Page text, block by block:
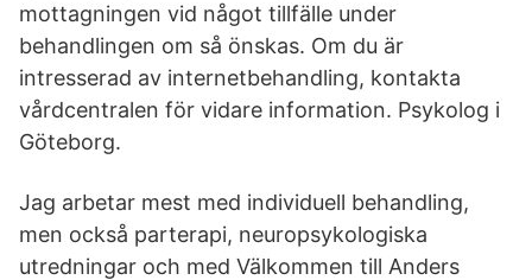
mottagningen vid något tillfälle under
behandlingen om så önskas. Om du är
intresserad av internetbehandling, kontakta
vårdcentralen för vidare information. Psykolog i
Göteborg.
Jag arbetar mest med individuell behandling,
men också parterapi, neuropsykologiska
utredningar och med Välkommen till Anders